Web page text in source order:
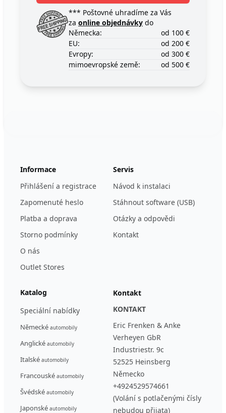
*** Poštovné uhradíme za Vás
za online objednávky do
Německa:
od 100 €
EU:
od 200 €
Evropy:
od 300 €
mimoevropské země:
od 500 €
Informace
Přihlášení a registrace
Zapomenuté heslo
Platba a doprava
Storno podmínky
O nás
Outlet Stores
Servis
Návod k instalaci
Stáhnout software (USB)
Otázky a odpovědi
Kontakt
Katalog
Speciální nabídky
Německé automobily
Anglické automobily
Italské automobily
Francouské automobily
Švédské automobily
Japonské automobily
Kontakt
KONTAKT
Eric Frenken & Anke
Verheyen GbR
Industriestr. 9c
52525 Heinsberg
Německo
+4924529574661
(Volání s potlačenými čísly
nebudou přijata)